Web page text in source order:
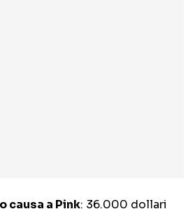
causa a Pink: 36.000 dollari